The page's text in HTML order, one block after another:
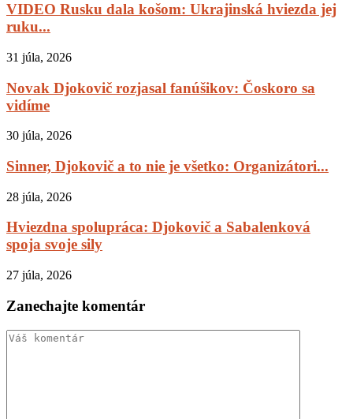
VIDEO Rusku dala košom: Ukrajinská hviezda jej
ruku...
31 júla, 2026
Novak Djokovič rozjasal fanúšikov: Čoskoro sa
vidíme
30 júla, 2026
Sinner, Djokovič a to nie je všetko: Organizátori...
28 júla, 2026
Hviezdna spolupráca: Djokovič a Sabalenková
spoja svoje sily
27 júla, 2026
Zanechajte komentár